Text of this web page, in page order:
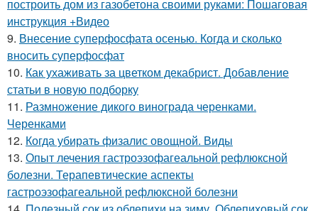
построить дом из газобетона своими руками: Пошаговая
инструкция +Видео
9. Внесение суперфосфата осенью. Когда и сколько
вносить суперфосфат
10. Как ухаживать за цветком декабрист. Добавление
статьи в новую подборку
11. Размножение дикого винограда черенками.
Черенками
12. Когда убирать физалис овощной. Виды
13. Опыт лечения гастроэзофагеальной рефлюксной
болезни. Терапевтические аспекты
гастроэзофагеальной рефлюксной болезни